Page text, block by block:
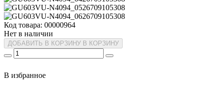
Код товара: 00000964
Нет в наличии
ДОБАВИТЬ В КОРЗИНУ В КОРЗИНУ
В избранное